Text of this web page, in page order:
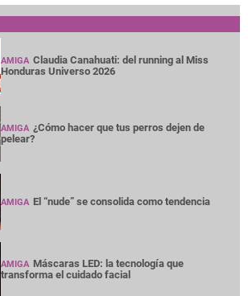
AMIGA Claudia Canahuati: del running al Miss
Honduras Universo 2026
AMIGA ¿Cómo hacer que tus perros dejen de
pelear?
AMIGA El “nude” se consolida como tendencia
AMIGA Máscaras LED: la tecnología que
transforma el cuidado facial